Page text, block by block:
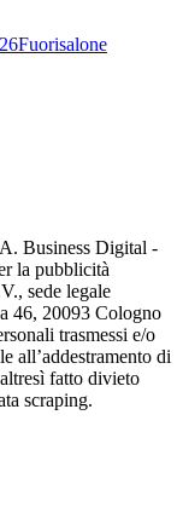
Fuorisalone
Business Digital -
la pubblicità
sede legale
46, 20093 Cologno
trasmessi e/o
all’addestramento di
fatto divieto
scraping.